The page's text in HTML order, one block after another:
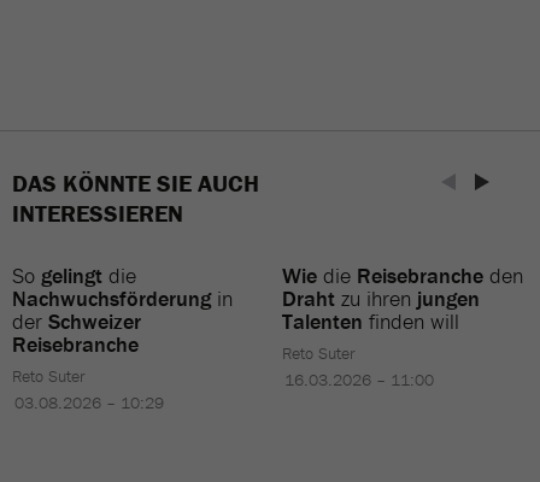
DAS KÖNNTE SIE AUCH
INTERESSIEREN
So gelingt die
Nachwuchsförderungin
der Schweizer
Reisebranche
Reto Suter
03.08.2026 – 10:29
Wie die Reisebranche den
Draht zu ihren jungen
Talenten finden will
Reto Suter
16.03.2026 – 11:00